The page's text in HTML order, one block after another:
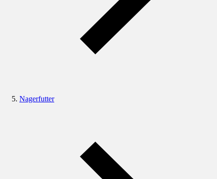
Nagerfutter